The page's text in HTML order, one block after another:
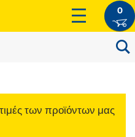
0
των προϊόντων μας